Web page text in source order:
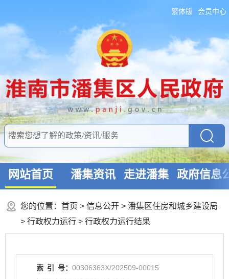
繁体版 会员中心
网站首页 潘集资讯 走进潘集 政府信息
您的位置： 首页 > 信息公开 > 潘集区住房和城乡建设局
> 行政权力运行 > 行政权力运行结果
索 引 号： 00306363X/202509-00015